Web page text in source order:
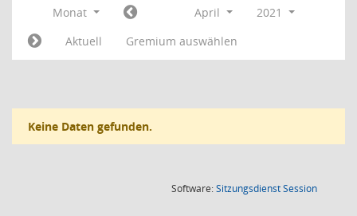
Monat April
2021
Aktuell
Gremium auswählen
Keine Daten gefunden.
Software:SitzungsdienstSession(Wird in